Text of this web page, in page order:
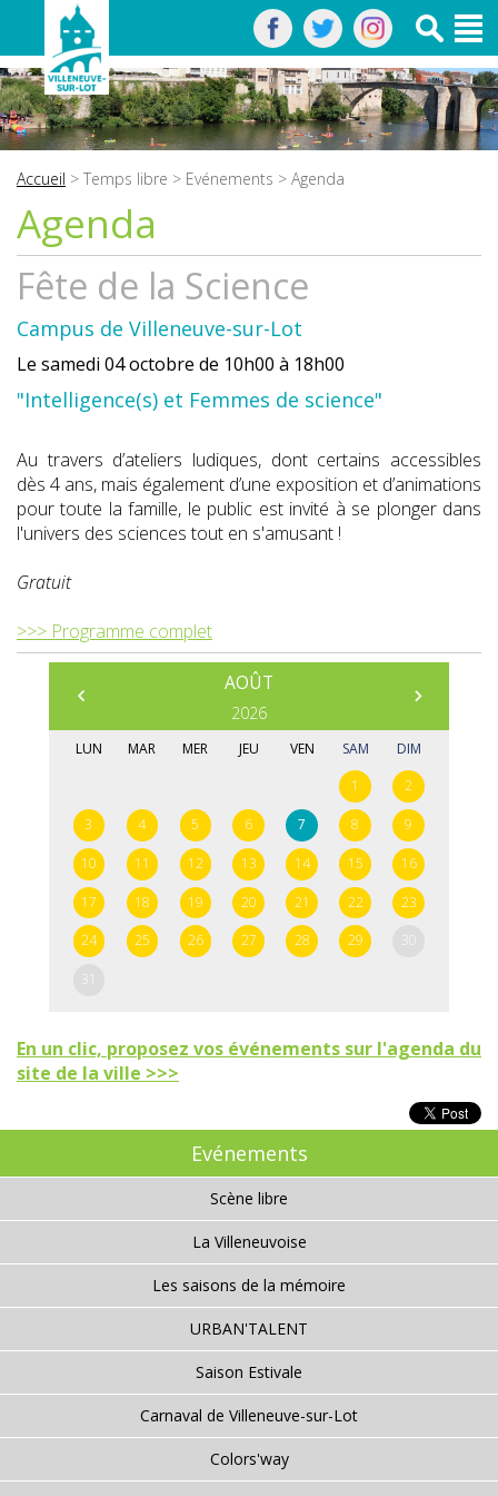
Accueil > Temps libre > Evénements > Agenda
Agenda
Fête de la Science
Campus de Villeneuve-sur-Lot
Le samedi 04 octobre de 10h00 à 18h00
"Intelligence(s) et Femmes de science"
Au travers d’ateliers ludiques, dont certains accessibles
dès 4 ans, mais également d’une exposition et d’animations
pour toute la famille, le public est invité à se plonger dans
l'univers des sciences tout en s'amusant !
Gratuit
>>> Programme complet
AOÛT
2026
LUN MAR MER JEU VEN SAM
DIM
1
2
3 4 5 6 7 8 9
10 11 12 13 14 15 16
17 18 19 20 21 22 23
24 25 26 27 28 29 30
31
En un clic, proposez vos événements sur l'agenda du
site de la ville >>>
Evénements
Scène libre
La Villeneuvoise
Les saisons de la mémoire
URBAN'TALENT
Saison Estivale
Carnaval de Villeneuve-sur-Lot
Colors'way